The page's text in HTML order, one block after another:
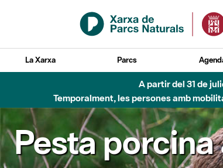
Salta al contingut principal
La Xarxa Parcs
A partir del 31 de
Temporalment, les persones amb
Pesta